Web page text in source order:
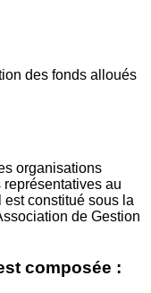
des fonds alloués
organisations
au
constitué sous la
de Gestion
composée :